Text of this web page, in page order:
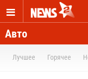
Авто
Лучшее Горячее